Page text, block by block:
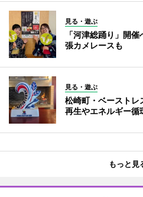
見る・遊ぶ
「河津総踊り」開
張カメレースも
見る・遊ぶ
松崎町・ベースト
再生やエネルギー循
もっと見